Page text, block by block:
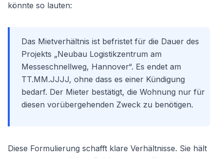
könnte so lauten:
Das Mietverhältnis ist befristet für die Dauer des
Projekts „Neubau Logistikzentrum am
Messeschnellweg, Hannover“. Es endet am
TT.MM.JJJJ, ohne dass es einer Kündigung
bedarf. Der Mieter bestätigt, die Wohnung nur für
diesen vorübergehenden Zweck zu benötigen.
Diese Formulierung schafft klare Verhältnisse. Sie hält